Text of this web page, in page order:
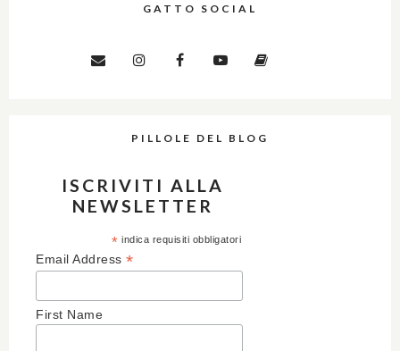
GATTO SOCIAL
PILLOLE DEL BLOG
ISCRIVITI ALLA
NEWSLETTER
* indica requisiti obbligatori
Email Address *
First Name